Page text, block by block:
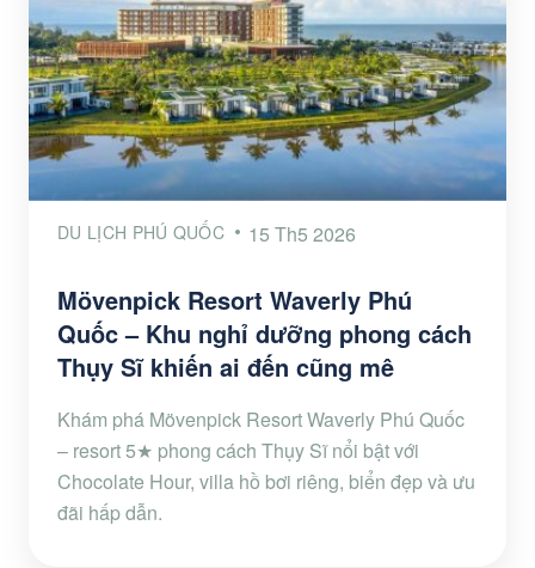
DU LỊCH PHÚ QUỐC 15 Th5 2026
Mövenpick Resort Waverly Phú
Quốc – Khu nghỉ dưỡng phong cách
Thụy Sĩ khiến ai đến cũng mê
Khám phá Mövenpick Resort Waverly Phú Quốc
– resort 5★ phong cách Thụy Sĩ nổi bật với
Chocolate Hour, villa hồ bơi riêng, biển đẹp và ưu
đãi hấp dẫn.